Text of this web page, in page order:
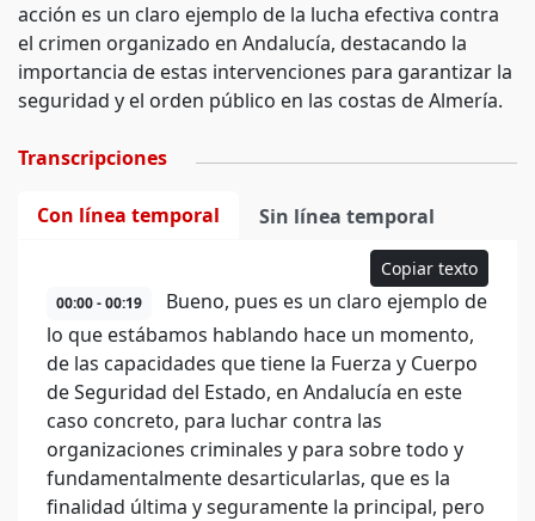
acción es un claro ejemplo de la lucha efectiva contra
el crimen organizado en Andalucía, destacando la
importancia de estas intervenciones para garantizar la
seguridad y el orden público en las costas de Almería.
Transcripciones
Con línea temporal Sin línea temporal
Copiar texto
00:00 - 00:19
Bueno, pues es un claro ejemplo de
lo que estábamos hablando hace un momento,
de las capacidades que tiene la Fuerza y Cuerpo
de Seguridad del Estado, en Andalucía en este
caso concreto, para luchar contra las
organizaciones criminales y para sobre todo y
fundamentalmente desarticularlas, que es la
finalidad última y seguramente la principal, pero